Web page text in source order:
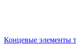
Концевые элементы